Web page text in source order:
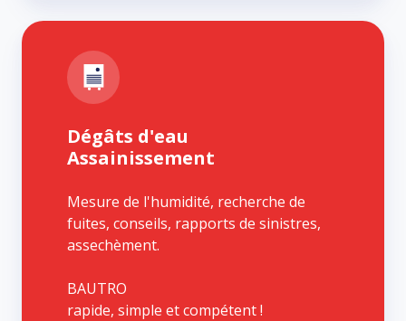
Dégâts d'eau
Assainissement
Mesure de l'humidité, recherche de
fuites, conseils, rapports de sinistres,
assechèment.
BAUTRO
rapide, simple et compétent !
Dégâts
Assainissement